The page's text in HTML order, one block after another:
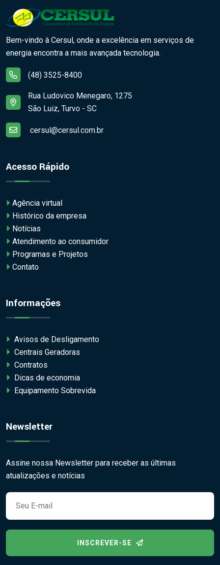
Bem-vindo à Cersul, onde a excelência em serviços de
energia encontra a mais avançada tecnologia.
(48) 3525-8400
Rua Ludovico Menegaro, 1275
São Luiz, Turvo - SC
cersul@cersul.com.br
Acesso Rápido
Agência virtual
Histórico da empresa
Notícias
Atendimento ao consumidor
Programas e Projetos
Contato
Informações
Avisos de Desligamento
Centrais Geradoras
Contratos
Dicas de economia
Equipamento Sobrevida
Newsletter
Assine nossa Newsletter para receber as últimas
atualizações e notícias
INSCREVER-SE